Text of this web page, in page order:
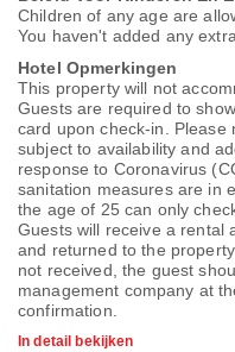
Children of any age are
You haven't added any
Hotel Opmerkingen
This property will not
Guests are required to
card upon check-in. Please
subject to availability and
response to Coronavirus
sanitation measures are in
the age of 25 can only
Guests will receive a rental
and returned to the
not received, the guest
management company at
confirmation.
In detail bekijken